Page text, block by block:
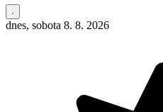
dnes, sobota 8. 8. 2026